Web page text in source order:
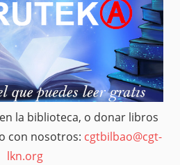
la biblioteca, o donar libros
con nosotros: cgtbilbao@cgt-
lkn.org